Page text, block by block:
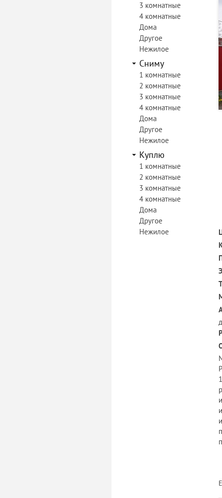
3 комнатные
4 комнатные
Дома
Другое
Нежилое
Сниму
1 комнатные
2 комнатные
3 комнатные
4 комнатные
Дома
Другое
Нежилое
Куплю
1 комнатные
2 комнатные
3 комнатные
4 комнатные
Дома
Другое
Нежилое